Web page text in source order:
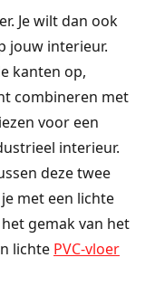
Je wilt dan ook
jouw interieur.
kanten op,
combineren met
voor een
interieur.
deze twee
met een lichte
gemak van het
lichte PVC-vloer